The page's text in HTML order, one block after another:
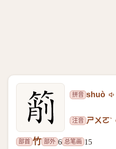
拼音 shuò
注音 ㄕㄨㄛˋ
部首 竹 部外 6 总笔画 15